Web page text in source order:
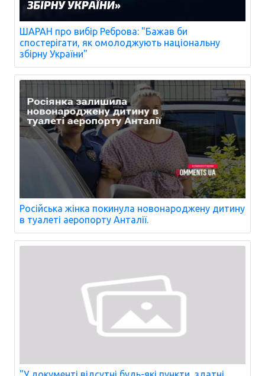
ШАРАН про вибір Реброва: "Бажав би
спостерігати, як омолоджують національну
збірну України"
Російська жінка покинула новонароджену дитину
в туалеті аеропорту Анталії.